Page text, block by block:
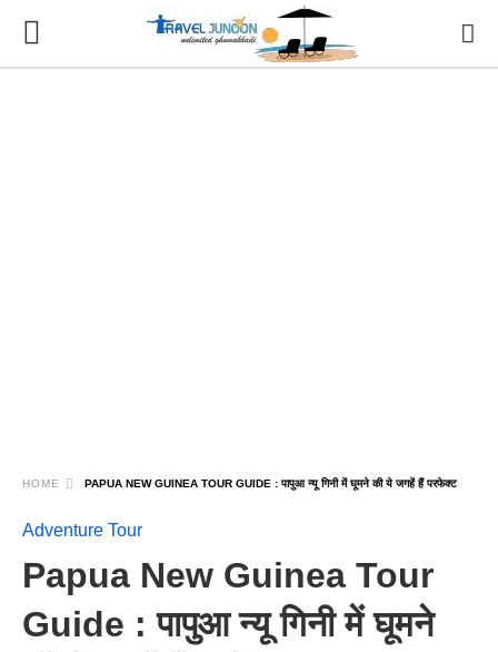
HOME PAPUA NEW GUINEA TOUR GUIDE : पापुआ न्यू गिनी में घूमने की ये जगहें हैं परफेक्ट
Adventure Tour
Papua New Guinea Tour
Guide : पापुआ न्यू गिनी में घूमने